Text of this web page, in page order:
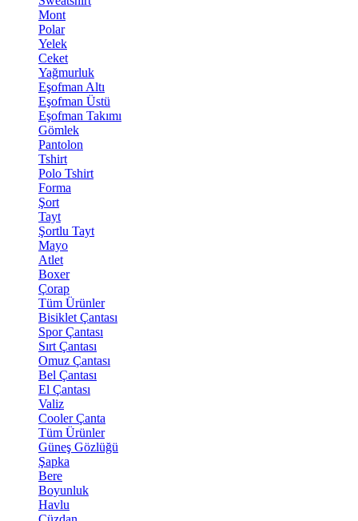
Mont
Polar
Yelek
Ceket
Yağmurluk
Eşofman Altı
Eşofman Üstü
Eşofman Takımı
Gömlek
Pantolon
Tshirt
Polo Tshirt
Forma
Şort
Tayt
Şortlu Tayt
Mayo
Atlet
Boxer
Çorap
Tüm Ürünler
Bisiklet Çantası
Spor Çantası
Sırt Çantası
Omuz Çantası
Bel Çantası
El Çantası
Valiz
Cooler Çanta
Tüm Ürünler
Güneş Gözlüğü
Şapka
Bere
Boyunluk
Havlu